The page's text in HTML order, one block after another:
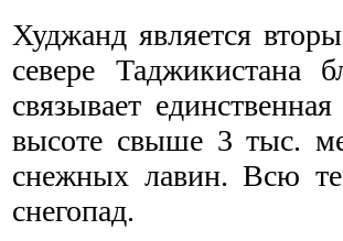
Худжанд является
севере
связывает
высоте свыше 3 тыс.
снежных лавин. Всю
снегопад.